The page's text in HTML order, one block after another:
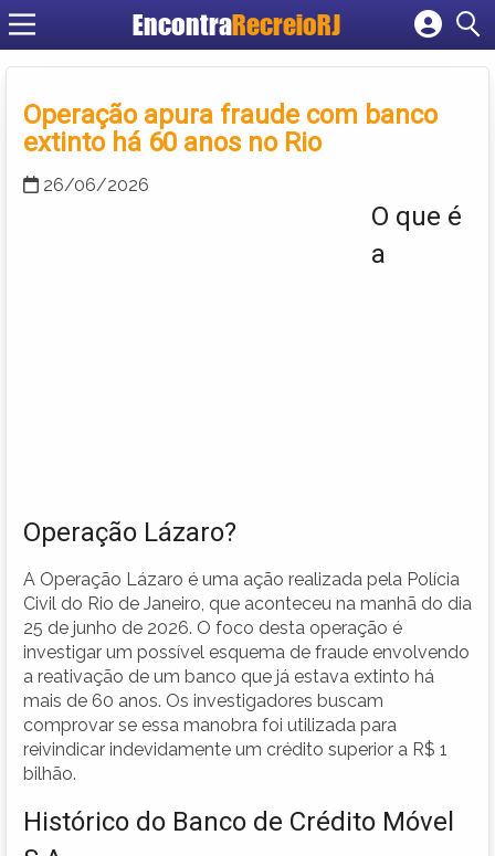
EncontraRecreioRJ
Cadastrar empresa
Criar conta
Operação apura fraude com banco
extinto há 60 anos no Rio
26/06/2026
O que é
a
Operação Lázaro?
A Operação Lázaro é uma ação realizada pela Polícia
Civil do Rio de Janeiro, que aconteceu na manhã do dia
25 de junho de 2026. O foco desta operação é
investigar um possível esquema de fraude envolvendo
a reativação de um banco que já estava extinto há
mais de 60 anos. Os investigadores buscam
comprovar se essa manobra foi utilizada para
reivindicar indevidamente um crédito superior a R$ 1
bilhão.
Histórico do Banco de Crédito Móvel